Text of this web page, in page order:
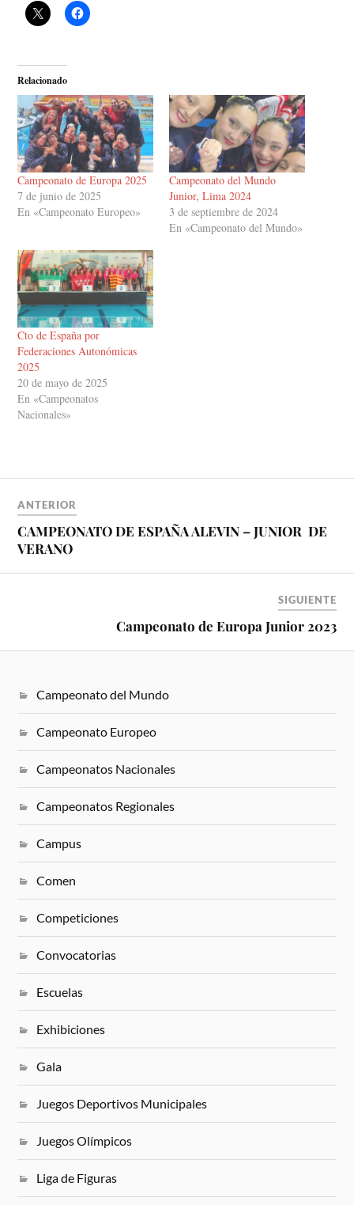
Relacionado
Campeonato de Europa 2025
7 de junio de 2025
En «Campeonato Europeo»
Campeonato del Mundo
Junior, Lima 2024
3 de septiembre de 2024
En «Campeonato del Mundo»
Cto de España por
Federaciones Autonómicas
2025
20 de mayo de 2025
En «Campeonatos
Nacionales»
ANTERIOR
CAMPEONATO DE ESPAÑA ALEVIN – JUNIOR DE
VERANO
SIGUIENTE
Campeonato de Europa Junior 2023
Campeonato del Mundo
Campeonato Europeo
Campeonatos Nacionales
Campeonatos Regionales
Campus
Comen
Competiciones
Convocatorias
Escuelas
Exhibiciones
Gala
Juegos Deportivos Municipales
Juegos Olímpicos
Liga de Figuras